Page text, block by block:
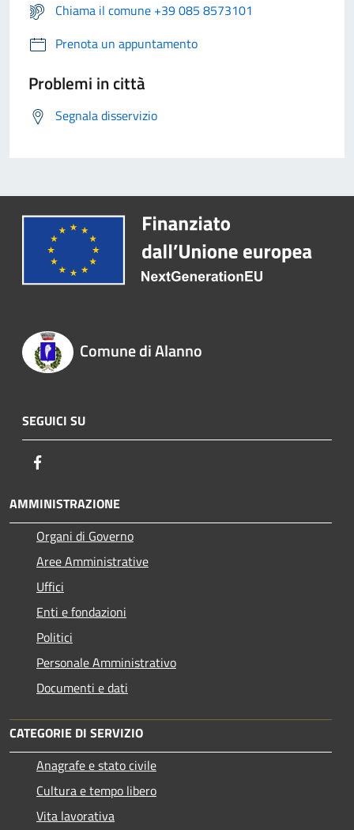
Chiama il comune +39 085 8573101
Prenota un appuntamento
Problemi in città
Segnala disservizio
Comune di Alanno
SEGUICI SU
AMMINISTRAZIONE
Organi di Governo
Aree Amministrative
Uffici
Enti e fondazioni
Politici
Personale Amministrativo
Documenti e dati
CATEGORIE DI SERVIZIO
Anagrafe e stato civile
Cultura e tempo libero
Vita lavorativa